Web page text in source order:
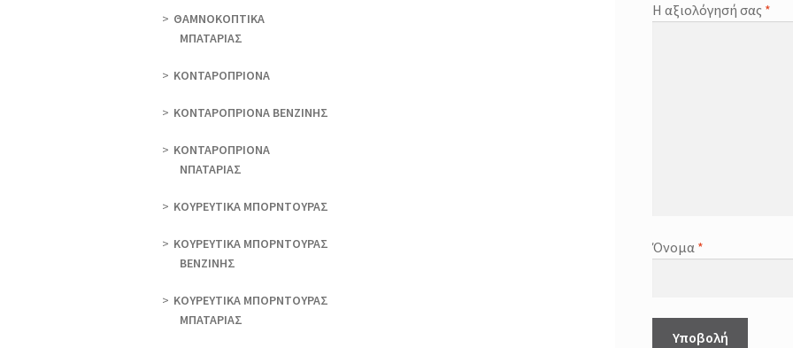
Η αξιολόγησή σας *
Όνομα *
ΘAΜΝΟΚΟΠΤΙΚΑ
ΜΠΑΤΑΡΙΑΣ
ΚΟΝΤΑΡΟΠΡΙΟΝΑ
ΚΟΝΤΑΡΟΠΡΙΟΝΑ ΒΕΝΖΙΝΗΣ
ΚΟΝΤΑΡΟΠΡΙΟΝΑ
ΝΠΑΤΑΡΙΑΣ
ΚΟΥΡΕΥΤΙΚΑ ΜΠΟΡΝΤΟΥΡΑΣ
ΚΟΥΡΕΥΤΙΚΑ ΜΠΟΡΝΤΟΥΡΑΣ
ΒΕΝΖΙΝΗΣ
ΚΟΥΡΕΥΤΙΚΑ ΜΠΟΡΝΤΟΥΡΑΣ
ΜΠΑΤΑΡΙΑΣ